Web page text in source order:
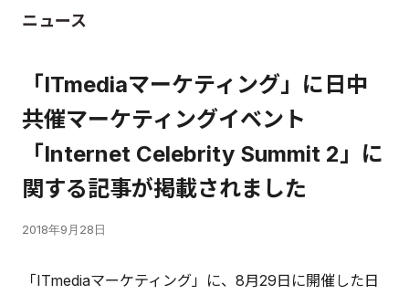
ニュース
「ITmediaマーケティング」に日中
共催マーケティングイベント
「Internet Celebrity Summit 2」に
関する記事が掲載されました
2018年9月28日
「ITmediaマーケティング」に、8月29日に開催した日